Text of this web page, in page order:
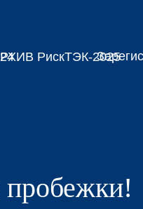
РискТЭК-2025